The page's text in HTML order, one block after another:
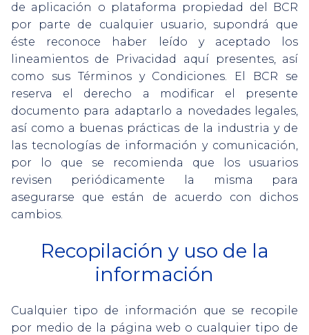
de aplicación o plataforma propiedad del BCR
por parte de cualquier usuario, supondrá que
éste reconoce haber leído y aceptado los
lineamientos de Privacidad aquí presentes, así
como sus Términos y Condiciones. El BCR se
reserva el derecho a modificar el presente
documento para adaptarlo a novedades legales,
así como a buenas prácticas de la industria y de
las tecnologías de información y comunicación,
por lo que se recomienda que los usuarios
revisen periódicamente la misma para
asegurarse que están de acuerdo con dichos
cambios.
Recopilación y uso de la
información
Cualquier tipo de información que se recopile
por medio de la página web o cualquier tipo de